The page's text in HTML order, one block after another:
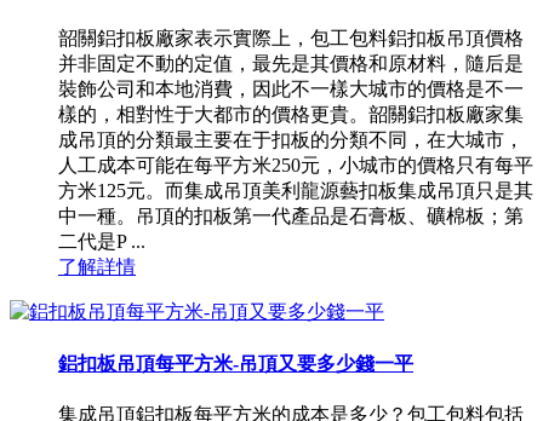
韶關鋁扣板廠家表示實際上，包工包料鋁扣板吊頂價格
并非固定不動的定值，最先是其價格和原材料，隨后是
裝飾公司和本地消費，因此不一樣大城市的價格是不一
樣的，相對性于大都市的價格更貴。韶關鋁扣板廠家集
成吊頂的分類最主要在于扣板的分類不同，在大城市，
人工成本可能在每平方米250元，小城市的價格只有每平
方米125元。而集成吊頂美利龍源藝扣板集成吊頂只是其
中一種。吊頂的扣板第一代產品是石膏板、礦棉板；第
二代是P ...
了解詳情
鋁扣板吊頂每平方米-吊頂又要多少錢一平
集成吊頂鋁扣板每平方米的成本是多少？包工包料包括